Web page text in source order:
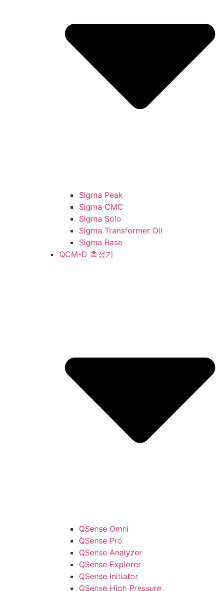
Sigma Peak
Sigma CMC
Sigma Solo
Sigma Transformer Oil
Sigma Base
QCM-D 측정기
QSense Omni
QSense Pro
QSense Analyzer
QSense Explorer
QSense Initiator
QSense High Pressure